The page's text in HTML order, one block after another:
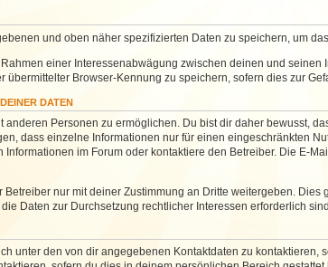
und oben näher spezifizierten Daten zu speichern, um
einer Interessenabwägung zwischen deinen und
übermittelter Browser-Kennung zu speichern, sofern dies zur
DATEN
anderen Personen zu ermöglichen. Du bist dir daher bewusst,
dass einzelne Informationen nur für einen eingeschränkten
im Forum oder kontaktiere den Betreiber. Die E-
nur mit deiner Zustimmung an Dritte weitergeben.
Daten zur Durchsetzung rechtlicher Interessen erforderlich sind.
unter den von dir angegebenen Kontaktdaten zu